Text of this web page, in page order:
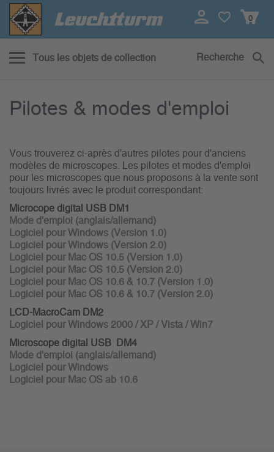
0
Tous les objets de collection Recherche
Pilotes & modes d'emploi
Pilotes & modes d'emploi
Vous trouverez ci-après d'autres pilotes pour d'anciens
modèles de microscopes. Les pilotes et modes d'emploi
pour les microscopes que nous proposons à la vente sont
toujours livrés avec le produit correspondant:
Microcope digital USB DM1
Mode d'emploi (anglais/allemand)
Logiciel pour Windows (Version 1.0)
Logiciel pour Windows (Version 2.0)
Logiciel pour Mac OS 10.5 (Version 1.0)
Logiciel pour Mac OS 10.5 (Version 2.0)
Logiciel pour Mac OS 10.6 & 10.7 (Version 1.0)
Logiciel pour Mac OS 10.6 & 10.7 (Version 2.0)
LCD-MacroCam DM2
Logiciel pour Windows 2000 / XP / Vista / Win7
Microscope digital USB DM4
Mode d'emploi (anglais/allemand)
Logiciel pour Windows
Logiciel pour Mac OS ab 10.6